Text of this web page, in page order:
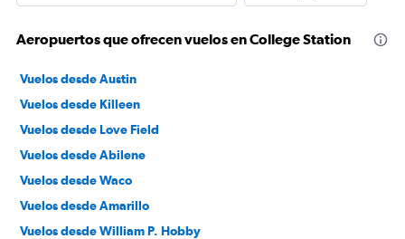
Aeropuertos que ofrecen vuelos en College Station
Vuelos desde Austin
Vuelos desde Killeen
Vuelos desde Love Field
Vuelos desde Abilene
Vuelos desde Waco
Vuelos desde Amarillo
Vuelos desde William P. Hobby